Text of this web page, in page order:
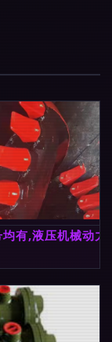
有,液压机械动力